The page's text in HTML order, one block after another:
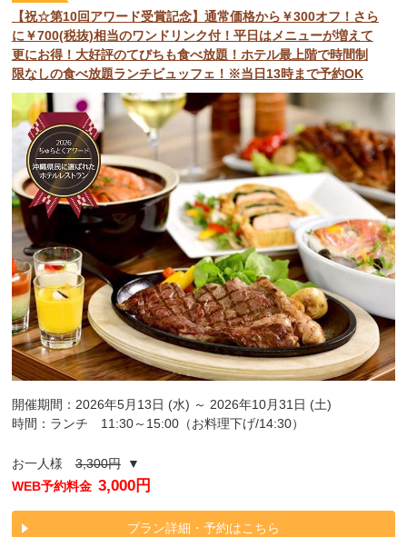
【祝☆第10回アワード受賞記念】通常価格から￥300オフ！さら
に￥700(税抜)相当のワンドリンク付！平日はメニューが増えて
更にお得！大好評のてびちも食べ放題！ホテル最上階で時間制
限なしの食べ放題ランチビュッフェ！※当日13時まで予約OK
開催期間：2026年5月13日 (水) ～ 2026年10月31日 (土)
時間：ランチ 11:30～15:00（お料理下げ/14:30）
お一人様3,300円▼
WEB予約料金 3,000円
プラン詳細・予約はこちら